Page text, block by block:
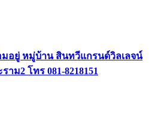
มอยู่ หมู่บ้าน สินทวีแกรนด์วิลเลจน์
ม2 โทร 081-8218151